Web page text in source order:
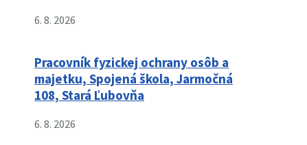
6. 8. 2026
Pracovník fyzickej ochrany osôb a
majetku, Spojená škola, Jarmočná
108, Stará Ľubovňa
6. 8. 2026